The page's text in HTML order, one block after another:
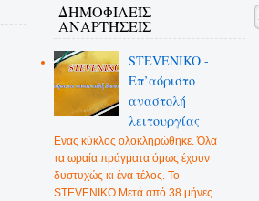
ΔΗΜΟΦΙΛΕΊΣ
ΑΝΑΡΤΉΣΕΙΣ
STEVENIKO -
Επ’αόριστο
αναστολή
λειτουργίας
Ενας κύκλος ολοκληρώθηκε. Όλα
τα ωραία πράγματα όμως έχουν
δυστυχώς κι ένα τέλος. Το
STEVENIKO Μετά από 38 μήνες